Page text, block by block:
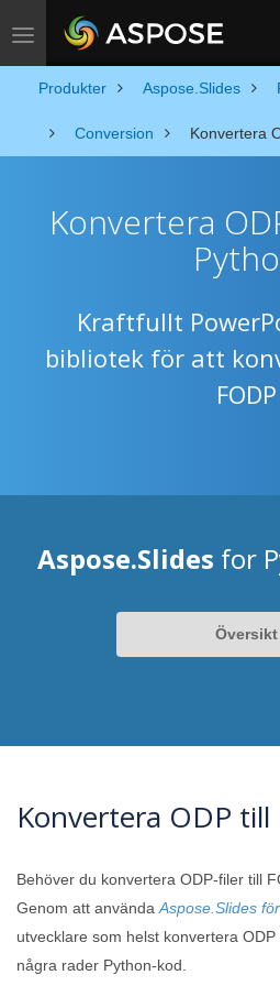
Toggle navigation
Produkter Aspose.Slides
Conversion Konvertera
Konvertera
Kraftfullt
bibliotek för att
FODP
Aspose.Slides for
Översikt
Konvertera ODP
Behöver du konvertera ODP-filer till
Genom att använda Aspose.Slides
utvecklare som helst konvertera
några rader Python-kod.